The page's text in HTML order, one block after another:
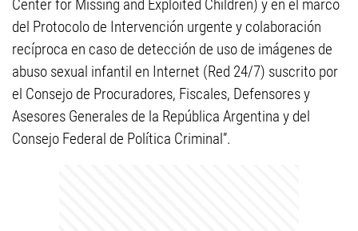
Center for Missing and Exploited Children) y en el marco
del Protocolo de Intervención urgente y colaboración
recíproca en caso de detección de uso de imágenes de
abuso sexual infantil en Internet (Red 24/7) suscrito por
el Consejo de Procuradores, Fiscales, Defensores y
Asesores Generales de la República Argentina y del
Consejo Federal de Política Criminal”.